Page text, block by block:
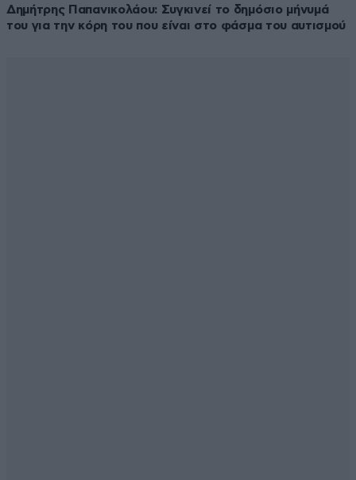
Δημήτρης Παπανικολάου: Συγκινεί το δημόσιο μήνυμά
του για την κόρη του που είναι στο φάσμα του αυτισμού